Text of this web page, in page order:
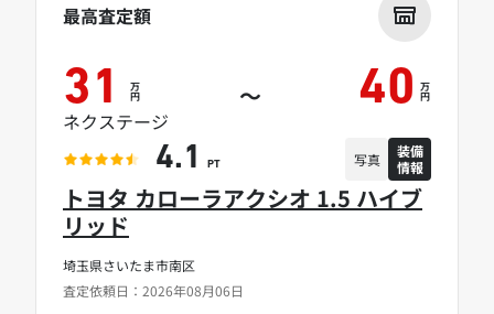
埼玉県さいたま市南区
査定依頼日：2026年08月06日
トヨタ カローラアクシオ 1.5 ハイブ
リッド
最高査定額
31 万
円 ～ 40 万
円
ネクステージ
4.1 PT 写真
装備
情報